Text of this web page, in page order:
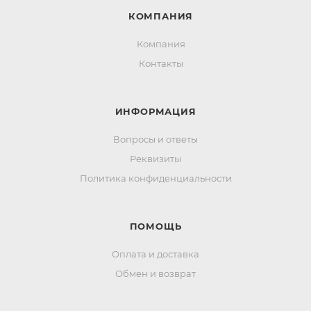
КОМПАНИЯ
Компания
Контакты
ИНФОРМАЦИЯ
Вопросы и ответы
Реквизиты
Политика конфиденциальности
ПОМОЩЬ
Оплата и доставка
Обмен и возврат